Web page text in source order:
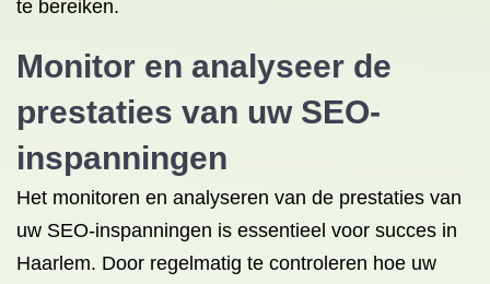
te bereiken.
Monitor en analyseer de
prestaties van uw SEO-
inspanningen
Het monitoren en analyseren van de prestaties van
uw SEO-inspanningen is essentieel voor succes in
Haarlem. Door regelmatig te controleren hoe uw